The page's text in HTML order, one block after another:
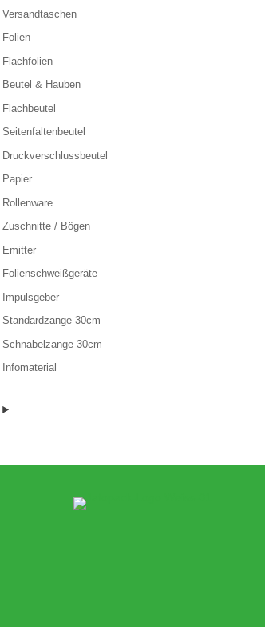
Versandtaschen
Folien
Flachfolien
Beutel & Hauben
Flachbeutel
Seitenfaltenbeutel
Druckverschlussbeutel
Papier
Rollenware
Zuschnitte / Bögen
Emitter
Folienschweißgeräte
Impulsgeber
Standardzange 30cm
Schnabelzange 30cm
Infomaterial